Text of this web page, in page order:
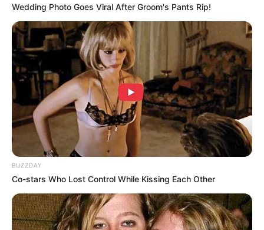
4. Selain bergantung dengan aksesorit seperti kalung,
alas kaki juga mempengaruhi penampilan. Sebaiknya
pilih yang hak tinggi untuk mempertegas
penampilanmu
Wedding Photo Goes Viral After Groom's Pants Rip!
BUZZDAY
Co-stars Who Lost Control While Kissing Each Other